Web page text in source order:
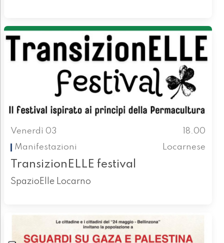
Venerdì 03
18.00
Manifestazioni
Locarnese
TransizionELLE festival
SpazioElle Locarno